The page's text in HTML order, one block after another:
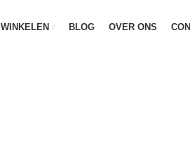
WINKELEN BLOG OVER ONS